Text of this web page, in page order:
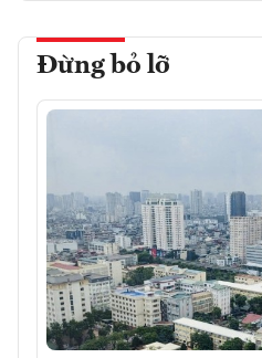
Đừng bỏ lỡ